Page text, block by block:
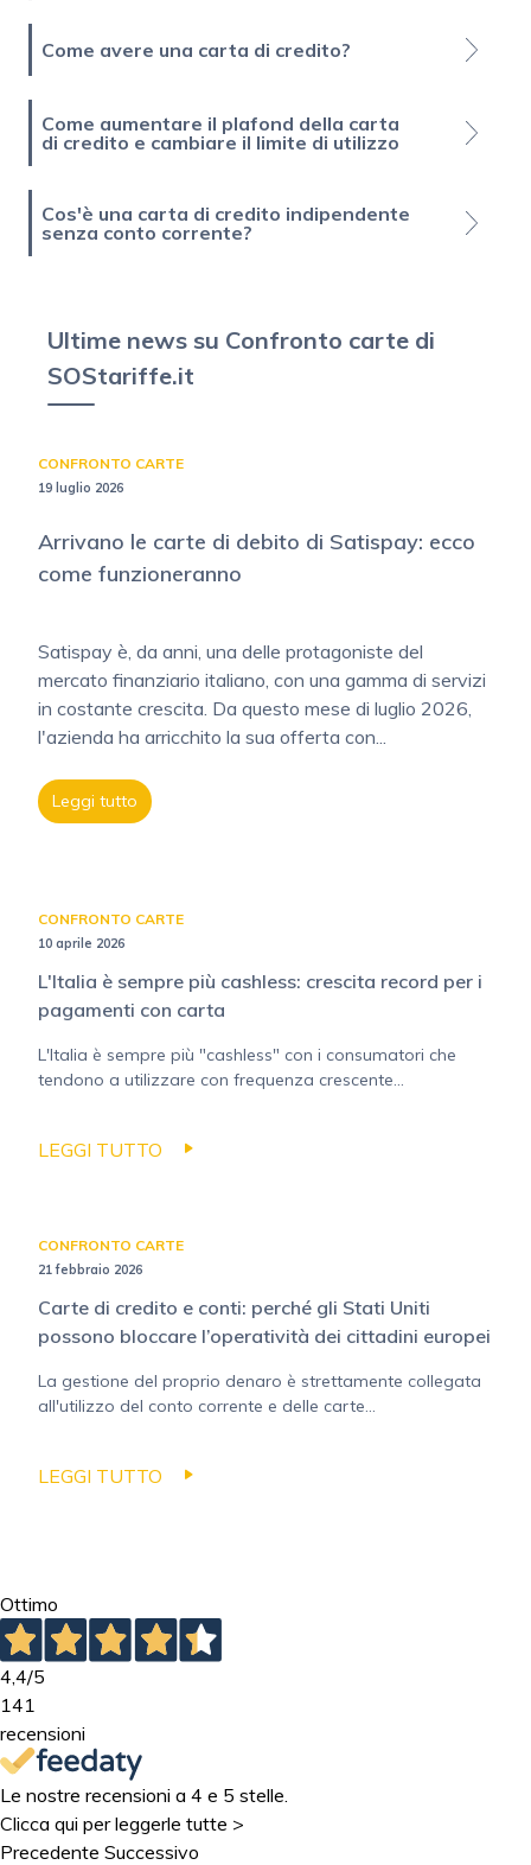
Come avere una carta di credito?
Come aumentare il plafond della carta
di credito e cambiare il limite di utilizzo
Cos'è una carta di credito indipendente
senza conto corrente?
Ultime news su Confronto carte di
SOStariffe.it
CONFRONTO CARTE
19 luglio 2026
Arrivano le carte di debito di Satispay: ecco
come funzioneranno
Satispay è, da anni, una delle protagoniste del
mercato finanziario italiano, con una gamma di servizi
in costante crescita. Da questo mese di luglio 2026,
l'azienda ha arricchito la sua offerta con...
Leggi tutto
CONFRONTO CARTE
10 aprile 2026
L'Italia è sempre più cashless: crescita record per i
pagamenti con carta
L'Italia è sempre più "cashless" con i consumatori che
tendono a utilizzare con frequenza crescente...
LEGGI TUTTO
CONFRONTO CARTE
21 febbraio 2026
Carte di credito e conti: perché gli Stati Uniti
possono bloccare l’operatività dei cittadini europei
La gestione del proprio denaro è strettamente collegata
all'utilizzo del conto corrente e delle carte...
LEGGI TUTTO
Ottimo
4,4/5
141
recensioni
Le nostre recensioni a 4 e 5 stelle.
Clicca qui per leggerle tutte >
Precedente Successivo